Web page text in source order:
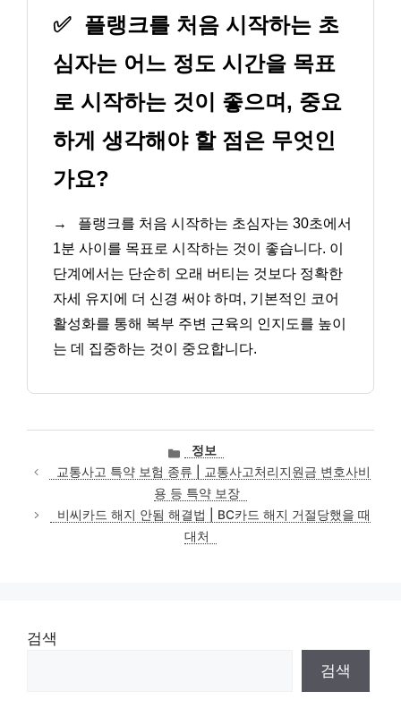
✅ 플랭크를 처음 시작하는 초
심자는 어느 정도 시간을 목표
로 시작하는 것이 좋으며, 중요
하게 생각해야 할 점은 무엇인
가요?
→
플랭크를 처음 시작하는 초심자는 30초에서
1분 사이를 목표로 시작하는 것이 좋습니다. 이
단계에서는 단순히 오래 버티는 것보다 정확한
자세 유지에 더 신경 써야 하며, 기본적인 코어
활성화를 통해 복부 주변 근육의 인지도를 높이
는 데 집중하는 것이 중요합니다.
카
테
고
리
정보
교통사고 특약 보험 종류 | 교통사고처리지원금 변호사비
용 등 특약 보장
비씨카드 해지 안됨 해결법 | BC카드 해지 거절당했을 때
대처
검색
검색